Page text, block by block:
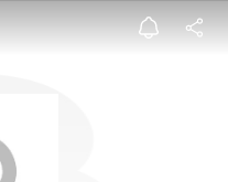
상한 계약 남편